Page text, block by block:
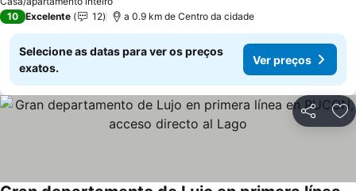
10 Excelente 12 a 0.9 km de Centro da cidade
Selecione as datas para ver os preços
exatos.
Ver preços
Partilhar